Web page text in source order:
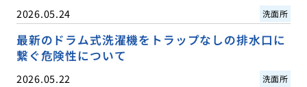
2026.05.24 洗面所
最新のドラム式洗濯機をトラップなしの排水口に
繋ぐ危険性について
2026.05.22 洗面所